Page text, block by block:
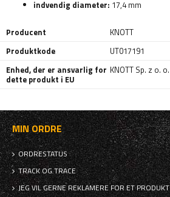
indvendig diameter: 17,4 mm
Producent
KNOTT
Produktkode
UT017191
Enhed, der er ansvarlig for
dette produkt i EU
KNOTT Sp. z o. o.
MIN ORDRE
ORDRESTATUS
TRACK OG TRACE
JEG VIL GERNE REKLAMERE FOR ET PRODUKT